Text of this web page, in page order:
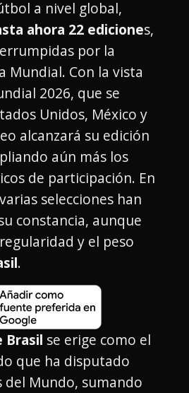
a nivel global,
ahora 22 ediciones,
por la
Mundial. Con la vista
2026, que se
Unidos, México y
alcanzará su edición
aún más los
de participación. En
selecciones han
constancia, aunque
y el peso
.
Brasil se erige como el
que ha disputado
del Mundo, sumando